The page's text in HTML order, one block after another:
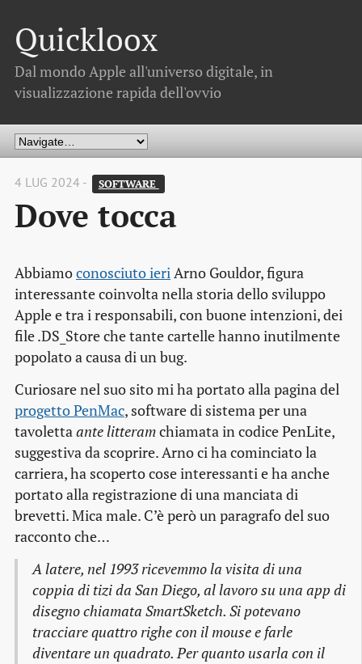
Quickloox
Dal mondo Apple all'universo digitale, in
visualizzazione rapida dell'ovvio
4 LUG 2024 - SOFTWARE
Dove tocca
Abbiamoconosciuto ieriArno Gouldor, figura
interessante coinvolta nella storia dello sviluppo
Apple e tra i responsabili, con buone intenzioni, dei
file .DS_Store che tante cartelle hanno inutilmente
popolato a causa di un bug.
Curiosare nel suo sito mi ha portato alla pagina del
progetto PenMac, software di sistema per una
tavolettaante litteramchiamata in codice PenLite,
suggestiva da scoprire. Arno ci ha cominciato la
carriera, ha scoperto cose interessanti e ha anche
portato alla registrazione di una manciata di
brevetti. Mica male. C’è però un paragrafo del suo
racconto che…
A latere, nel 1993 ricevemmo la visita di una
coppia di tizi da San Diego, al lavoro su una app di
disegno chiamata SmartSketch. Si potevano
tracciare quattro righe con il mouse e farle
diventare un quadrato. Per quanto usarla con il